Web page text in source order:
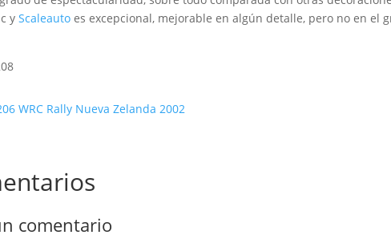
yScaleauto es excepcional, mejorable en algún detalle, pero no en
WRC Rally Nueva Zelanda 2002
comentario